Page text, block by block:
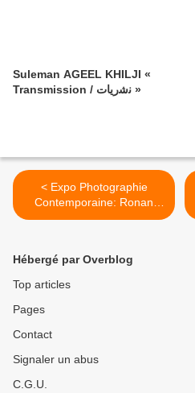
Suleman AGEEL KHILJI «
Transmission / ﻧﺷرﯾﺎت »
< Expo Photographie
Contemporaine: Ronan
GUILLOU "Truth or
Hébergé par Overblog
Top articles
Pages
Contact
Signaler un abus
C.G.U.